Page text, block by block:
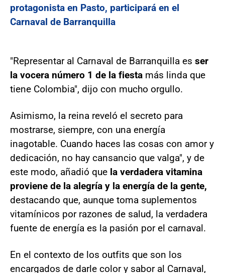
protagonista en Pasto, participará en el
Carnaval de Barranquilla
"Representar al Carnaval de Barranquilla es ser
la vocera número 1 de la fiesta más linda que
tiene Colombia", dijo con mucho orgullo.
Asimismo, la reina reveló el secreto para
mostrarse, siempre, con una energía
inagotable. Cuando haces las cosas con amor y
dedicación, no hay cansancio que valga", y de
este modo, añadió que la verdadera vitamina
proviene de la alegría y la energía de la gente,
destacando que, aunque toma suplementos
vitamínicos por razones de salud, la verdadera
fuente de energía es la pasión por el carnaval.
En el contexto de los outfits que son los
encargados de darle color y sabor al Carnaval,